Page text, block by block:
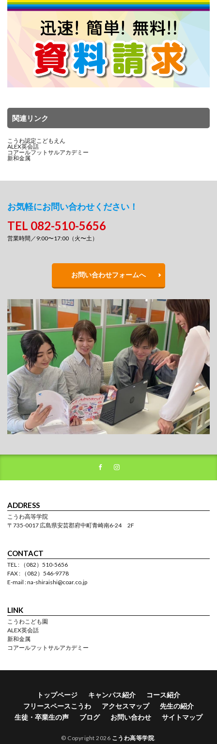
関連リンク
こうわ認定こどもえん
ALEX英会話
コアールフットサルアカデミー
新和金属
お気軽にお問い合わせください！
TEL 082-510-5656
営業時間／9:00〜17:00（火〜土）
お問い合わせフォームへ
ADDRESS
こうわ高等学院
〒735-0017 広島県安芸郡府中町青崎南6-24 2F
CONTACT
TEL : （082）510-5656
FAX : （082）546-9778
E-mail : na-shiraishi@coar.co.jp
LINK
こうわこども園
ALEX英会話
新和金属
コアールフットサルアカデミー
トップページ キャンパス紹介
コース紹介
フリースペースこうわ
アクセスマップ
先生の紹介
生徒・卒業生の声
ブログ お問い合わせ サイトマップ
© Copyright 2026 こうわ高等学院.